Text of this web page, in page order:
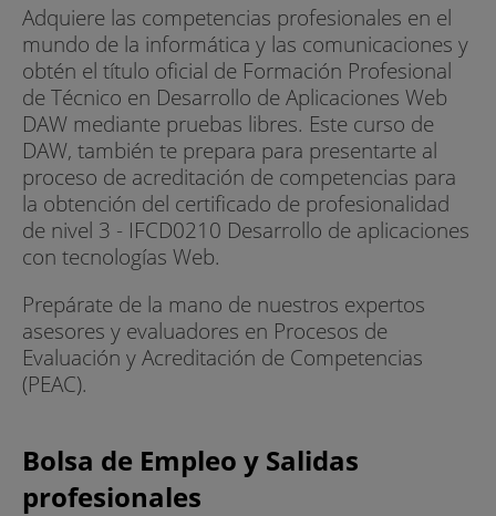
Adquiere las competencias profesionales en el
mundo de la informática y las comunicaciones y
obtén el título oficial de Formación Profesional
de Técnico en Desarrollo de Aplicaciones Web
DAW mediante pruebas libres. Este curso de
DAW, también te prepara para presentarte al
proceso de acreditación de competencias para
la obtención del certificado de profesionalidad
de nivel 3 - IFCD0210 Desarrollo de aplicaciones
con tecnologías Web.
Prepárate de la mano de nuestros expertos
asesores y evaluadores en Procesos de
Evaluación y Acreditación de Competencias
(PEAC).
Bolsa de Empleo y Salidas
profesionales